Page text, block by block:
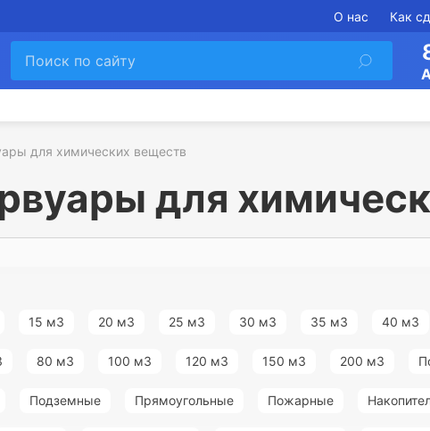
О нас Как
для химических веществ
для
15 м3 20 м3 25 м3 30 м3 35 м3 40 м3
80 м3 100 м3 120 м3 150 м3 200 м3
Подземные Прямоугольные Пожарные